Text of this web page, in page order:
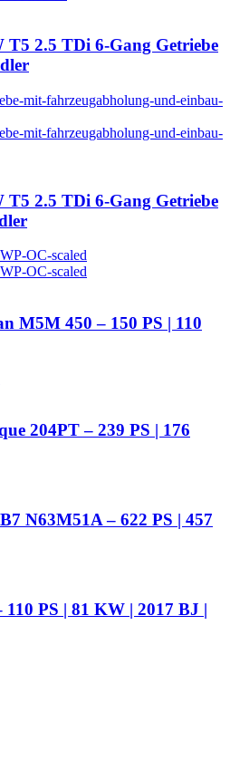
2.5 TDi 6-Gang Getriebe
2.5 TDi 6-Gang Getriebe
M5M 450 – 150 PS | 110
204PT – 239 PS | 176
N63M51A – 622 PS | 457
PS | 81 KW | 2017 BJ |